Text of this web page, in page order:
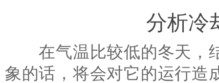
分析冷
在气温比较低的冬天，结
象的话，将会对它的运行造